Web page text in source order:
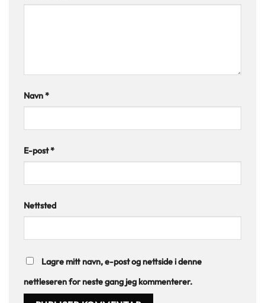
Navn*
E-post*
Nettsted
Lagre mitt navn, e-post og nettside i denne
nettleseren for neste gang jeg kommenterer.